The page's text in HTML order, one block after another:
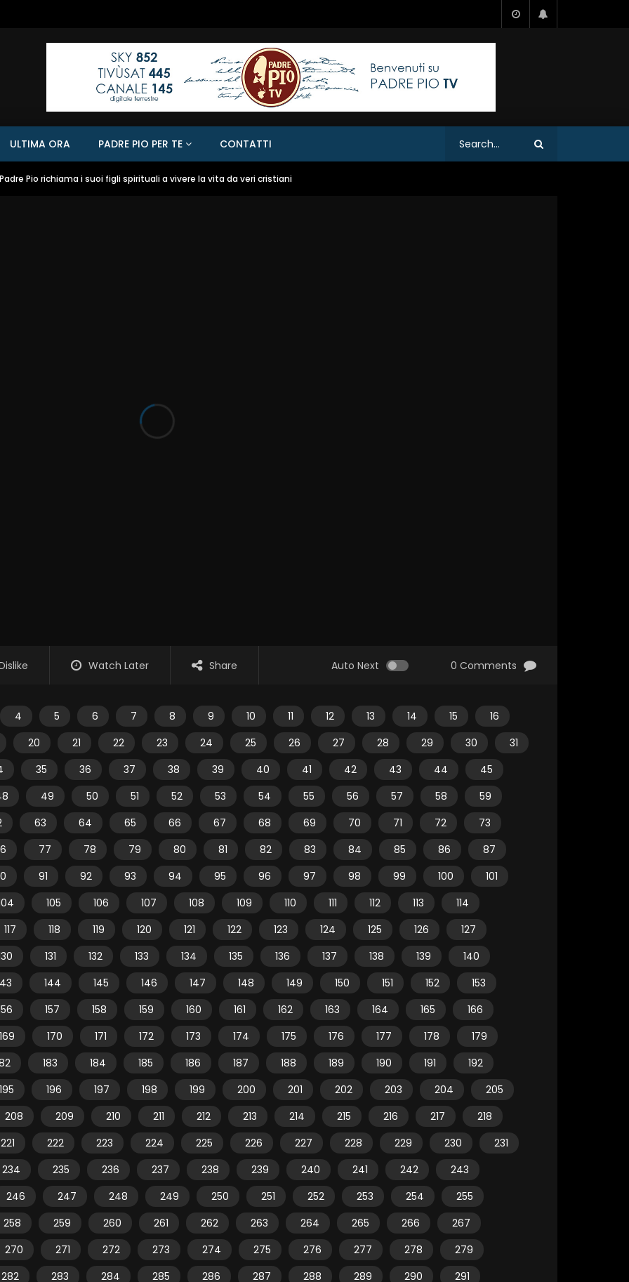
ULTIMA ORA PADRE PIO PER TE CONTATTI
Padre Pio richiama i suoi figli spirituali a vivere la vita da veri cristiani
Watch Later Share Auto Next 0 Comments
4 5 6 7 8 9 10 11 12 13 14 15
16
20
21 22 23 24 25 26 27 28 29 30
31
35 36 37 38 39 40 41 42 43 44
45
49 50 51 52 53 54 55 56 57 58
59
63 64 65 66 67 68 69 70 71 72
73
77 78 79 80 81 82 83 84 85 86
87
91 92 93 94 95 96 97 98 99 100
101
105 106 107 108 109 110 111 112 113
114
117
118 119 120 121 122 123 124 125 126
127
131 132 133 134 135 136 137 138 139
140
144 145 146 147 148 149 150 151 152
153
157 158 159 160 161 162 163 164 165
166
169
170 171 172 173 174 175 176 177 178
179
183 184 185 186 187 188 189 190 191
192
195
196 197 198 199 200 201 202 203 204
205
208
209 210 211 212 213 214 215 216 217
218
221
222 223 224 225 226 227 228 229 230
231
234
235 236 237 238 239 240 241 242
243
246
247 248 249 250 251 252 253 254
255
258
259 260 261 262 263 264 265 266
267
270
271 272 273 274 275 276 277 278
279
282
283 284 285 286 287 288 289 290
291